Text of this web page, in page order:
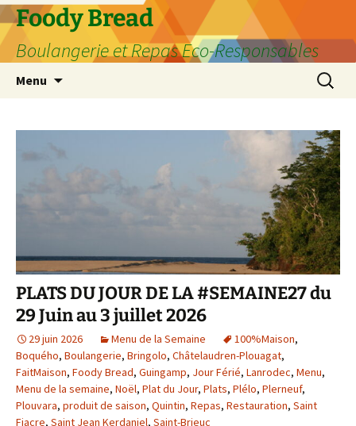
Aller
au
contenu
Foody Bread
Boulangerie et Repas Eco-Responsables
Menu
PLATS DU JOUR DE LA #SEMAINE27 du
29 Juin au 3 juillet 2026
29 juin 2026 Menu de la Semaine 100%Maison,
Boquého, Boulangerie, Bringolo, Châtelaudren-Plouagat,
FaitMaison, Foody Bread, Guingamp, Jour Férié, Lanrodec, Menu,
Menu de la semaine, Noël, Plat du Jour, Plats, Plélo, Plerneuf,
Plouvara, produit de saison, Quintin, Repas, Restauration, Saint
Fiacre, Saint Jean Kerdaniel, Saint-Brieuc